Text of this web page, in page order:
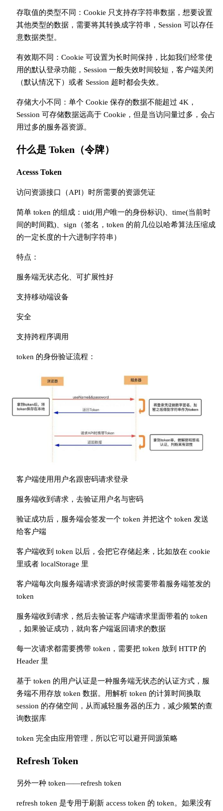
存取值的类型不同：Cookie 只支持存字符串数据，想要设置
其他类型的数据，需要将其转换成字符串，Session 可以存任
意数据类型。
有效期不同：Cookie 可设置为长时间保持，比如我们经常使
用的默认登录功能，Session 一般失效时间较短，客户端关闭
（默认情况下）或者 Session 超时都会失效。
存储大小不同：单个 Cookie 保存的数据不能超过 4K，
Session 可存储数据远高于 Cookie，但是当访问量过多，会占
用过多的服务器资源。
什么是 Token（令牌）
Acesss Token
访问资源接口（API）时所需要的资源凭证
简单 token 的组成：uid(用户唯一的身份标识)、time(当前时
间的时间戳)、sign（签名，token 的前几位以哈希算法压缩成
的一定长度的十六进制字符串）
特点：
服务端无状态化、可扩展性好
支持移动端设备
安全
支持跨程序调用
token 的身份验证流程：
客户端使用用户名跟密码请求登录
服务端收到请求，去验证用户名与密码
验证成功后，服务端会签发一个 token 并把这个 token 发送
给客户端
客户端收到 token 以后，会把它存储起来，比如放在 cookie
里或者 localStorage 里
客户端每次向服务端请求资源的时候需要带着服务端签发的
token
服务端收到请求，然后去验证客户端请求里面带着的 token
，如果验证成功，就向客户端返回请求的数据
每一次请求都需要携带 token，需要把 token 放到 HTTP 的
Header 里
基于 token 的用户认证是一种服务端无状态的认证方式，服
务端不用存放 token 数据。用解析 token 的计算时间换取
session 的存储空间，从而减轻服务器的压力，减少频繁的查
询数据库
token 完全由应用管理，所以它可以避开同源策略
Refresh Token
另外一种 token——refresh token
refresh token 是专用于刷新 access token 的 token。如果没有